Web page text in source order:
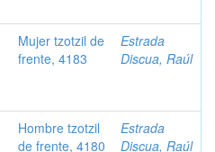
Mujer tzotzil de
frente, 4183
Estrada
Discua, Raúl
Hombre tzotzil
de frente, 4180
Estrada
Discua, Raúl